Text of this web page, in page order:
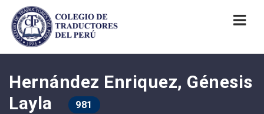
Hernández Enriquez, Génesis
Layla
981